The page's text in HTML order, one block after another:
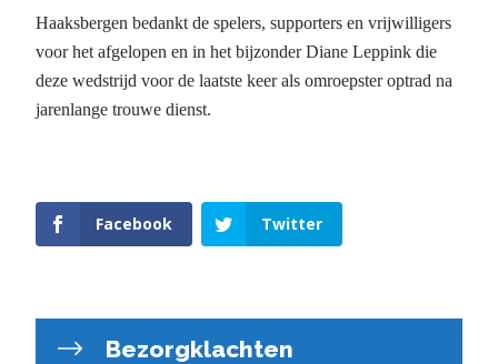
Haaksbergen bedankt de spelers, supporters en vrijwilligers
voor het afgelopen en in het bijzonder Diane Leppink die
deze wedstrijd voor de laatste keer als omroepster optrad na
jarenlange trouwe dienst.
Facebook Twitter
Bezorgklachten